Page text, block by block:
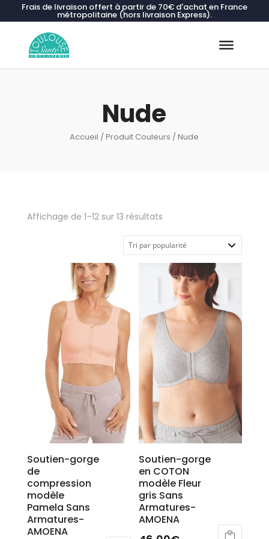
Frais de livraison offert à partir de 70€ d'achat en France
métropolitaine (hors livraison Express).
Nude
Accueil / Produit Couleurs / Nude
Affichage de 1–12 sur 13 résultatsTrié
popularité
Soutien-gorge
de
compression
modèle
Pamela Sans
Armatures-
AMOENA
Soutien-gorge
en COTON
modèle Fleur
gris Sans
Armatures-
AMOENA